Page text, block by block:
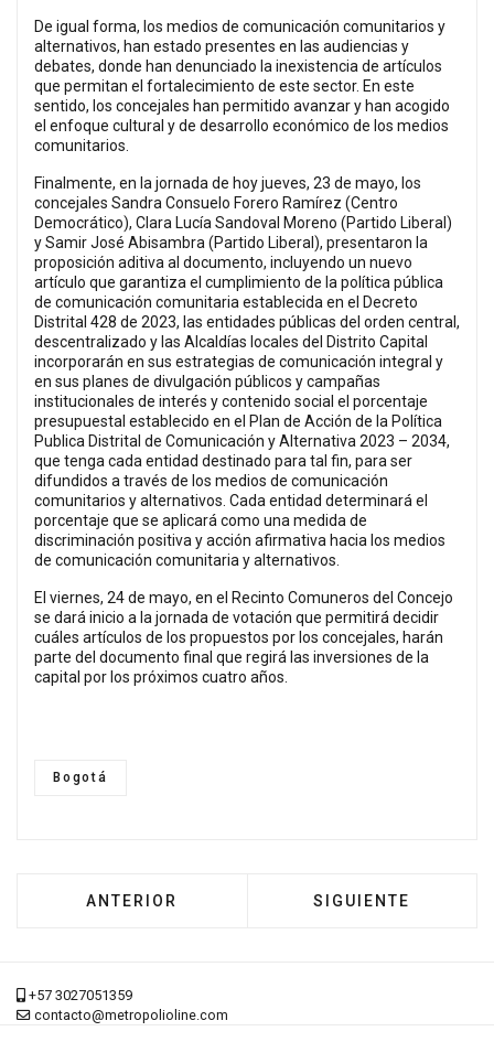
De igual forma, los medios de comunicación comunitarios y
alternativos, han estado presentes en las audiencias y
debates, donde han denunciado la inexistencia de artículos
que permitan el fortalecimiento de este sector. En este
sentido, los concejales han permitido avanzar y han acogido
el enfoque cultural y de desarrollo económico de los medios
comunitarios.
Finalmente, en la jornada de hoy jueves, 23 de mayo, los
concejales Sandra Consuelo Forero Ramírez (Centro
Democrático), Clara Lucía Sandoval Moreno (Partido Liberal)
y Samir José Abisambra (Partido Liberal), presentaron la
proposición aditiva al documento, incluyendo un nuevo
artículo que garantiza el cumplimiento de la política pública
de comunicación comunitaria establecida en el Decreto
Distrital 428 de 2023, las entidades públicas del orden central,
descentralizado y las Alcaldías locales del Distrito Capital
incorporarán en sus estrategias de comunicación integral y
en sus planes de divulgación públicos y campañas
institucionales de interés y contenido social el porcentaje
presupuestal establecido en el Plan de Acción de la Política
Publica Distrital de Comunicación y Alternativa 2023 – 2034,
que tenga cada entidad destinado para tal fin, para ser
difundidos a través de los medios de comunicación
comunitarios y alternativos. Cada entidad determinará el
porcentaje que se aplicará como una medida de
discriminación positiva y acción afirmativa hacia los medios
de comunicación comunitaria y alternativos.
El viernes, 24 de mayo, en el Recinto Comuneros del Concejo
se dará inicio a la jornada de votación que permitirá decidir
cuáles artículos de los propuestos por los concejales, harán
parte del documento final que regirá las inversiones de la
capital por los próximos cuatro años.
Bogotá
ARTÍCULO ANTERIOR: 'DEJARSE
ANTERIOR ARTÍCULO
SIGUIENTE
+57 3027051359
contacto@metropolioline.com